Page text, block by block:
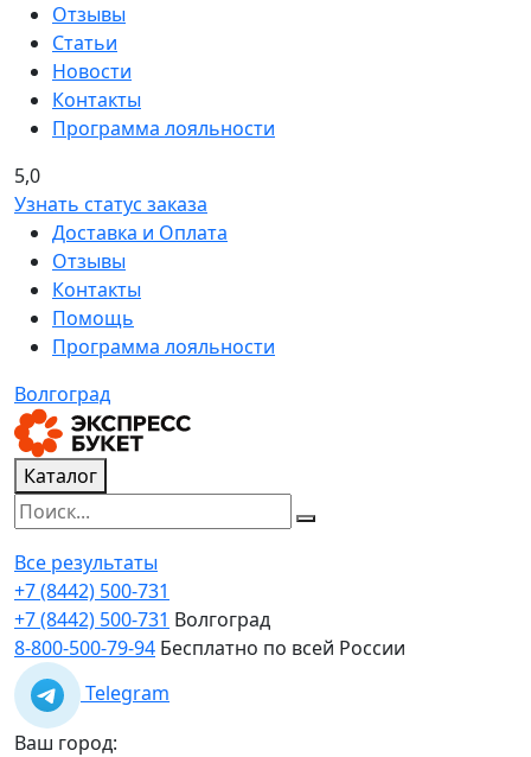
Отзывы
Статьи
Новости
Контакты
Программа лояльности
5,0
Узнать статус заказа
Доставка и Оплата
Отзывы
Контакты
Помощь
Программа лояльности
Волгоград
Каталог
Все результаты
+7 (8442) 500-731
+7 (8442) 500-731 Волгоград
8-800-500-79-94 Бесплатно по всей России
Telegram
Ваш город: